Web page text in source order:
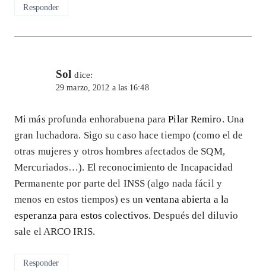
Responder
Sol dice:
29 marzo, 2012 a las 16:48
Mi más profunda enhorabuena paraPilar Remiro. Una
gran luchadora. Sigo su caso hace tiempo (como el de
otras mujeres y otros hombres afectados de SQM,
Mercuriados…). El reconocimiento de Incapacidad
Permanente por parte del INSS (algo nada fácil y
menos en estos tiempos) es unventana abierta a la
esperanza para estos colectivos. Después del diluvio
sale el ARCO IRIS.
Responder